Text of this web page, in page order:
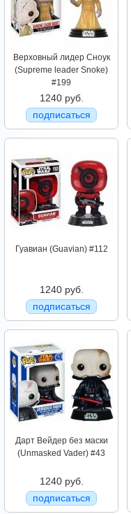
Верховный лидер Сноук
(Supreme leader Snoke)
#199
1240 руб.
подписаться
Гуавиан (Guavian) #112
1240 руб.
подписаться
Дарт Вейдер без маски
(Unmasked Vader) #43
1240 руб.
подписаться